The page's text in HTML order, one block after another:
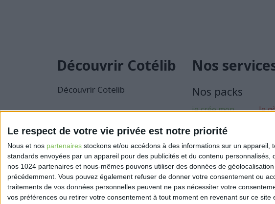
Le respect de votre vie privée est notre priorité
Nous et nos partenaires stockons et/ou accédons à des informations sur un
standards envoyées par un appareil pour des publicités et du contenu
nos 1024 partenaires et nous-mêmes pouvons utiliser des données de
précédemment. Vous pouvez également refuser de donner votre consentement ou
traitements de vos données personnelles peuvent ne pas nécessiter votre
vos préférences ou retirer votre consentement à tout moment en revenant sur ce
Découvrir Cotélib
Découvrir Cotelib
Nos
Nos packs
je crée mon
Je
Je sécurise mon
activité